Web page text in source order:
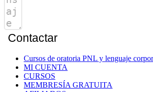
Contactar
Cursos de oratoria PNL y lenguaje
MI CUENTA
CURSOS
MEMBRESÍA GRATUITA